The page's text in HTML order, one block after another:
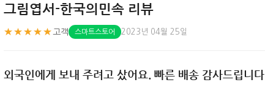
그림엽서-한국의민속 리뷰
★★★★★ 고객 스마트스토어 2023년 04월 25일
외국인에게 보내 주려고 샀어요. 빠른 배송 감사드립니다.